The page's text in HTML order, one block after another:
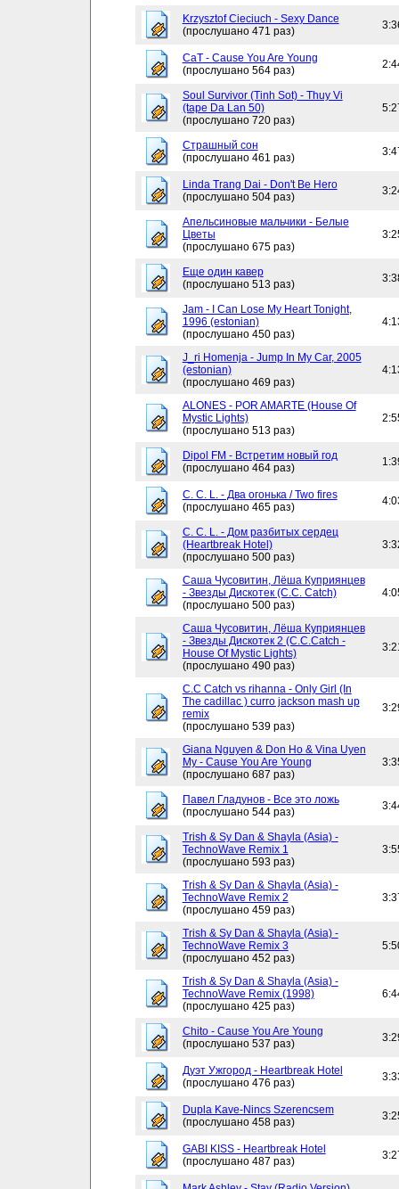
Krzysztof Cieciuch - Sexy Dance
(прослушано 471 раз)
CaT - Cause You Are Young
(прослушано 564 раз)
Soul Survivor (Tinh Sot) - Thuy Vi
(tape Da Lan 50)
(прослушано 720 раз)
Страшный сон
(прослушано 461 раз)
Linda Trang Dai - Don't Be Hero
(прослушано 504 раз)
Апельсиновые мальчики - Белые
Цветы
(прослушано 675 раз)
Еще один кавер
(прослушано 513 раз)
Jam - I Can Lose My Heart Tonight,
1996 (estonian)
(прослушано 450 раз)
J_ri Homenja - Jump In My Car, 2005
(estonian)
(прослушано 469 раз)
ALONES - POR AMARTE (House Of
Mystic Lights)
(прослушано 513 раз)
Dipol FM - Встретим новый год
(прослушано 464 раз)
C. C. L. - Два огонька / Two fires
(прослушано 465 раз)
C. C. L. - Дом разбитых сердец
(Heartbreak Hotel)
(прослушано 500 раз)
Саша Чусовитин, Лёша Куприянцев
- Звезды Дискотек (C.C. Catch)
(прослушано 500 раз)
Саша Чусовитин, Лёша Куприянцев
- Звезды Дискотек 2 (C.C.Catch -
House Of Mystic Lights)
(прослушано 490 раз)
C.C Catch vs rihanna - Only Girl (In
The cadillac ) curro jackson mash up
remix
(прослушано 539 раз)
Giana Nguyen & Don Ho & Vina Uyen
My - Cause You Are Young
(прослушано 687 раз)
Павел Гладунов - Все это ложь
(прослушано 544 раз)
Trish & Sy Dan & Shayla (Asia) -
TechnoWave Remix 1
(прослушано 593 раз)
Trish & Sy Dan & Shayla (Asia) -
TechnoWave Remix 2
(прослушано 459 раз)
Trish & Sy Dan & Shayla (Asia) -
TechnoWave Remix 3
(прослушано 452 раз)
Trish & Sy Dan & Shayla (Asia) -
TechnoWave Remix (1998)
(прослушано 425 раз)
Chito - Cause You Are Young
(прослушано 537 раз)
Дуэт Ужгород - Heartbreak Hotel
(прослушано 476 раз)
Dupla Kave-Nincs Szerencsem
(прослушано 458 раз)
GABI KISS - Heartbreak Hotel
(прослушано 487 раз)